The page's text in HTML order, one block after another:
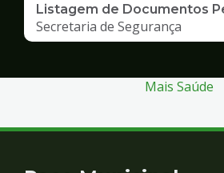
Listagem de Documentos
Secretaria de Segurança
Mais Saúde